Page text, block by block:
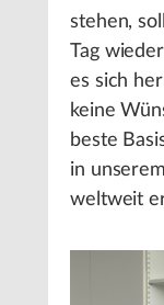
stehen,
Tag
es sich
keine
beste
in
weltweit